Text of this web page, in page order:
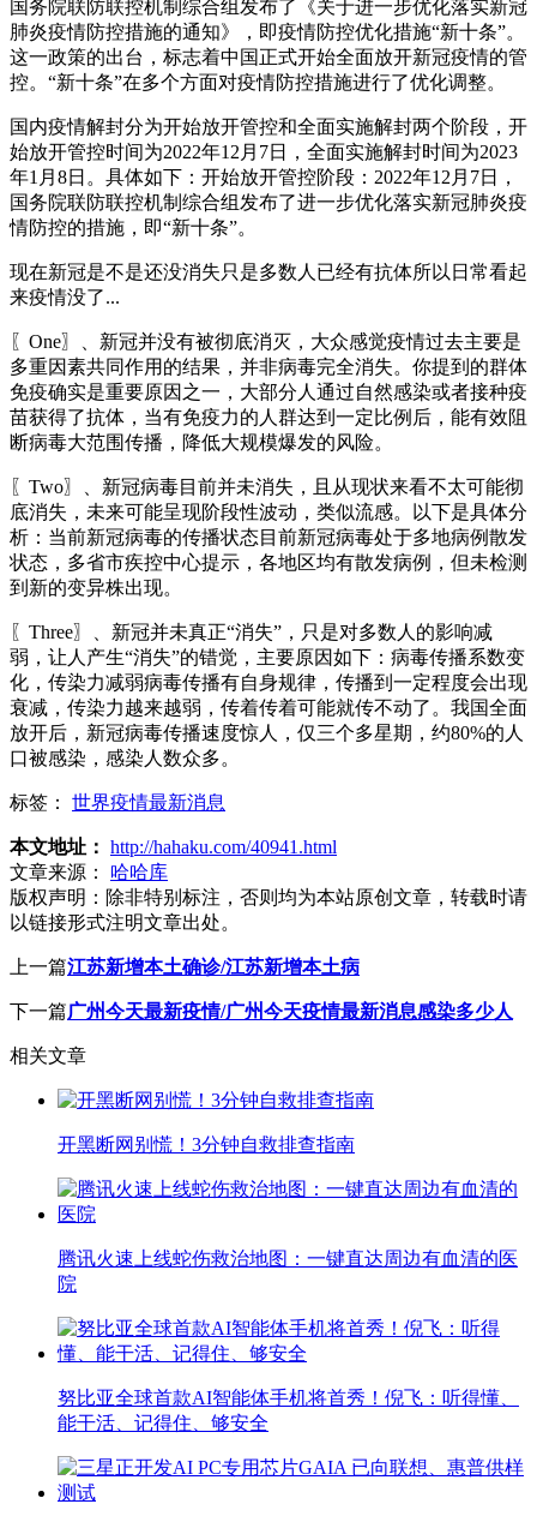
国务院联防联控机制综合组发布了《关于进一步优化落实新冠
肺炎疫情防控措施的通知》，即疫情防控优化措施“新十条”。
这一政策的出台，标志着中国正式开始全面放开新冠疫情的管
控。“新十条”在多个方面对疫情防控措施进行了优化调整。
国内疫情解封分为开始放开管控和全面实施解封两个阶段，开
始放开管控时间为2022年12月7日，全面实施解封时间为2023
年1月8日。具体如下：开始放开管控阶段：2022年12月7日，
国务院联防联控机制综合组发布了进一步优化落实新冠肺炎疫
情防控的措施，即“新十条”。
现在新冠是不是还没消失只是多数人已经有抗体所以日常看起
来疫情没了...
〖One〗、新冠并没有被彻底消灭，大众感觉疫情过去主要是
多重因素共同作用的结果，并非病毒完全消失。你提到的群体
免疫确实是重要原因之一，大部分人通过自然感染或者接种疫
苗获得了抗体，当有免疫力的人群达到一定比例后，能有效阻
断病毒大范围传播，降低大规模爆发的风险。
〖Two〗、新冠病毒目前并未消失，且从现状来看不太可能彻
底消失，未来可能呈现阶段性波动，类似流感。以下是具体分
析：当前新冠病毒的传播状态目前新冠病毒处于多地病例散发
状态，多省市疾控中心提示，各地区均有散发病例，但未检测
到新的变异株出现。
〖Three〗、新冠并未真正“消失”，只是对多数人的影响减
弱，让人产生“消失”的错觉，主要原因如下：病毒传播系数变
化，传染力减弱病毒传播有自身规律，传播到一定程度会出现
衰减，传染力越来越弱，传着传着可能就传不动了。我国全面
放开后，新冠病毒传播速度惊人，仅三个多星期，约80%的人
口被感染，感染人数众多。
标签： 世界疫情最新消息
本文地址： http://hahaku.com/40941.html
文章来源：
哈哈库
版权声明： 除非特别标注，否则均为本站原创文章，转载时请
以链接形式注明文章出处。
上一篇江苏新增本土确诊/江苏新增本土病
下一篇广州今天最新疫情/广州今天疫情最新消息感染多少人
相关文章
开黑断网别慌！3分钟自救排查指南
腾讯火速上线蛇伤救治地图：一键直达周边有血清的医
院
努比亚全球首款AI智能体手机将首秀！倪飞：听得懂、
能干活、记得住、够安全